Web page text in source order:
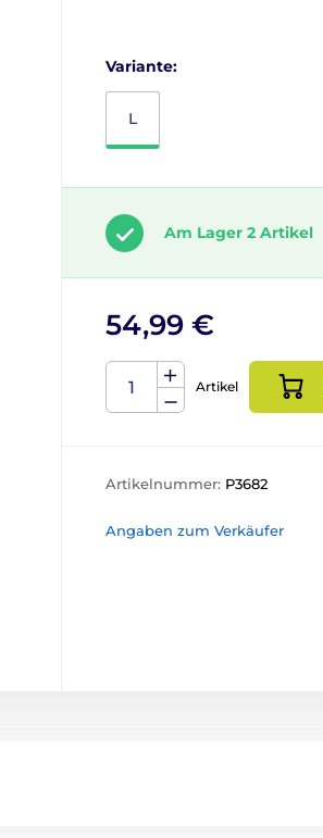
Variante:
L
Am Lager 2 Artikel
54,99 €
Artikel
Artikelnummer: P3682
Angaben zum Verkäufer